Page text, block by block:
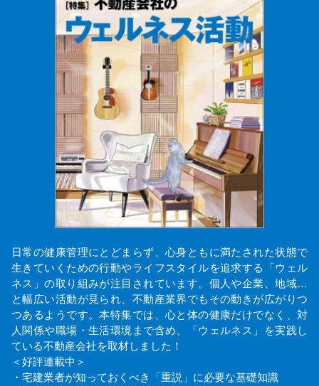
日常の健康管理にとどまらず、心身ともに満たされた状態で
生きていくための行動やライフスタイルを追求する「ウェル
ネス」の取り組みが注目されています。個人や企業、地域…
と幅広い活動が見られ、不動産業界でもその動きが広がりつ
つあるようです。本特集では、心と体の健康だけでなく、対
人関係や職場・生活環境まで含め、「ウェルネス」を実践し
ている不動産会社を取材しました！
＜好評連載中＞
・宅建業者が知っておくべき「重説」に必要な基礎知識